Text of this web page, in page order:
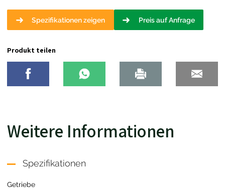
Spezifikationen zeigen Preis auf Anfrage
Produkt teilen
Weitere Informationen
Spezifikationen
Getriebe